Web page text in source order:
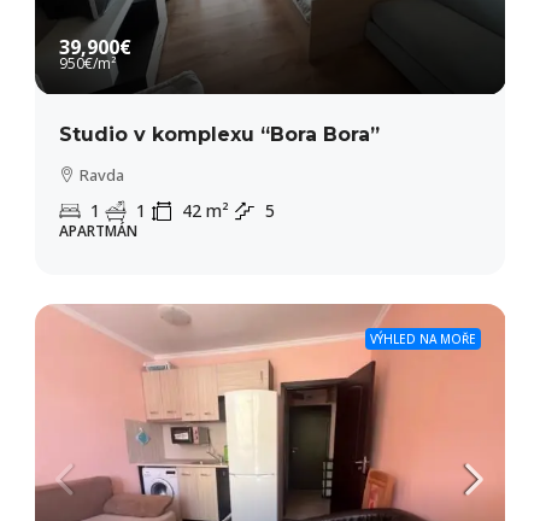
39,900€
950€/m²
Studio v komplexu “Bora Bora”
Ravda
1 1 42 m² 5
APARTMÁN
VÝHLED NA MOŘE